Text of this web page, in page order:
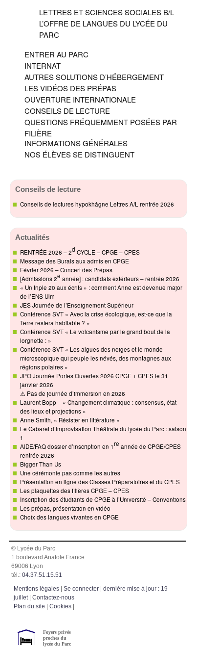
LETTRES ET SCIENCES SOCIALES B/L
L’OFFRE DE LANGUES DU LYCÉE DU
PARC
ENTRER AU PARC
INTERNAT
AUTRES SOLUTIONS D’HÉBERGEMENT
LES VIDÉOS DES PRÉPAS
OUVERTURE INTERNATIONALE
CONSEILS DE LECTURE
QUESTIONS FRÉQUEMMENT POSÉES PAR
FILIÈRE
INFORMATIONS GÉNÉRALES
NOS ÉLÈVES SE DISTINGUENT
Conseils de lecture
Conseils de lectures hypokhâgne Lettres A/L rentrée 2026
Actualités
RENTRÉE 2026 – 2d CYCLE – CPGE – CPES
Message des Burals aux admis en CPGE
Février 2026 – Concert des Prépas
[Admissions 2e année] : candidats extérieurs – rentrée 2026
« Un triple 20 aux écrits » : comment Anne est devenue major
de l’ENS Ulm
JES Journée de l’Enseignement Supérieur
Conférence SVT « Avec la crise écologique, est-ce que la
Terre restera habitable ? »
Conférence SVT « Le volcanisme par le grand bout de la
lorgnette : »
Conférence SVT « Les algues des neiges et le monde
microscopique qui peuple les névés, des montagnes aux
régions polaires »
JPO Journée Portes Ouvertes 2026 CPGE + CPES le 31
janvier 2026
⚠ Pas de journée d’immersion en 2026
Laurent Bopp – « Changement climatique : consensus, état
des lieux et projections »
Anne Smith, « Résister en littérature »
Le Cabaret d’Improvisation Théâtrale du lycée du Parc : saison
1
AIDE/FAQ dossier d’inscription en 1re année de CPGE/CPES
rentrée 2026
Bigger Than Us
Une cérémonie pas comme les autres
Présentation en ligne des Classes Préparatoires et du CPES
Les plaquettes des filières CPGE – CPES
Inscription des étudiants de CPGE à l’Université – Conventions
Les prépas, présentation en vidéo
Choix des langues vivantes en CPGE
© Lycée du Parc
1 boulevard Anatole France
69006 Lyon
tél.:04.37.51.15.51
Mentions légales |Se connecter |dernière mise à jour : 19
juillet|Contactez-nous
Plan du site |Cookies
Foyers privés
proches du
lycée du Parc